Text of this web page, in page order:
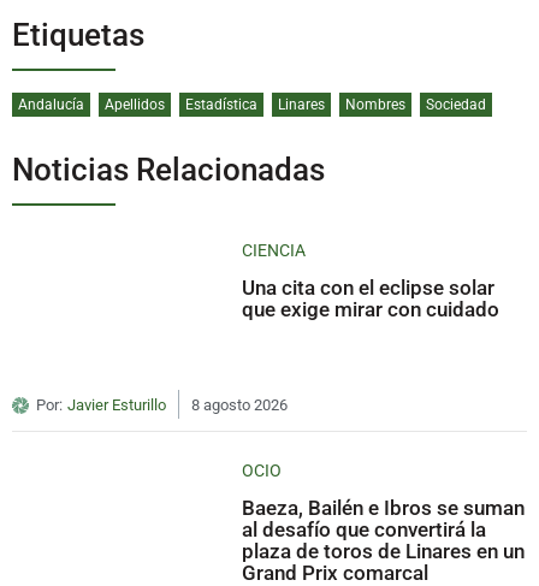
Etiquetas
Andalucía Apellidos Estadística Linares Nombres Sociedad
Noticias Relacionadas
CIENCIA
Una cita con el eclipse solar
que exige mirar con cuidado
Por: Javier Esturillo 8 agosto 2026
OCIO
Baeza, Bailén e Ibros se suman
al desafío que convertirá la
plaza de toros de Linares en un
Grand Prix comarcal